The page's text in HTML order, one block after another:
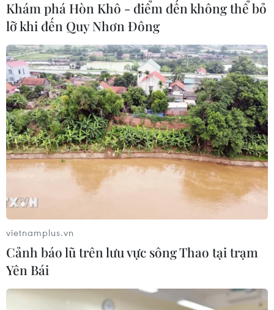
Khám phá Hòn Khô - điểm đến không thể bỏ
lỡ khi đến Quy Nhơn Đông
vietnamplus.vn
Cảnh báo lũ trên lưu vực sông Thao tại trạm
Yên Bái